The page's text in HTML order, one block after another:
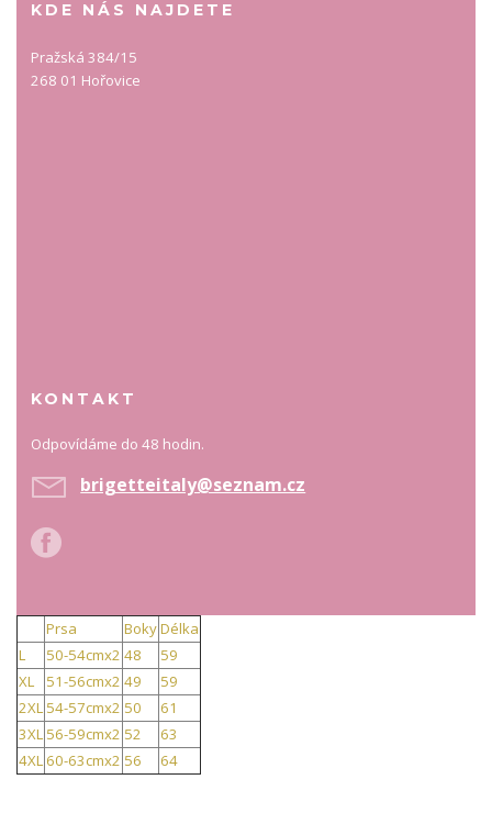
KDE NÁS NAJDETE
Pražská 384/15
268 01 Hořovice
KONTAKT
Odpovídáme do 48 hodin.
brigetteitaly@seznam.cz
Prsa BokyDélka
L
50-54cmx2 48
59
XL
51-56cmx2 49
59
2XL 54-57cmx2 50
61
3XL 56-59cmx2 52
63
4XL 60-63cmx2 56 64